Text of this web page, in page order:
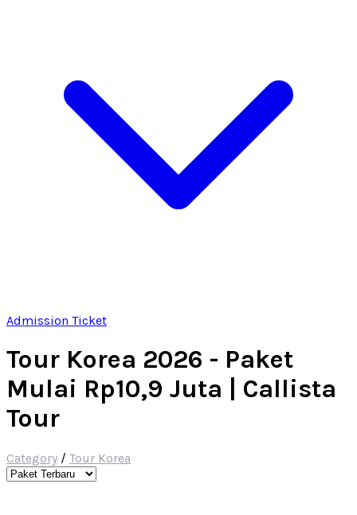
Admission Ticket
Tour Korea 2026 - Paket
Mulai Rp10,9 Juta | Callista
Tour
Category / Tour Korea